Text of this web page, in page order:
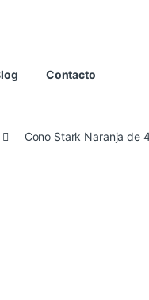
Contacto
Cono Stark Naranja de